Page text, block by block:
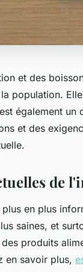
et des
population.
également
et des
de
en plus
saines, et
des produits
en savoir plus,